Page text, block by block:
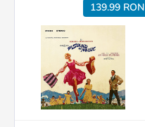
139.99 RON